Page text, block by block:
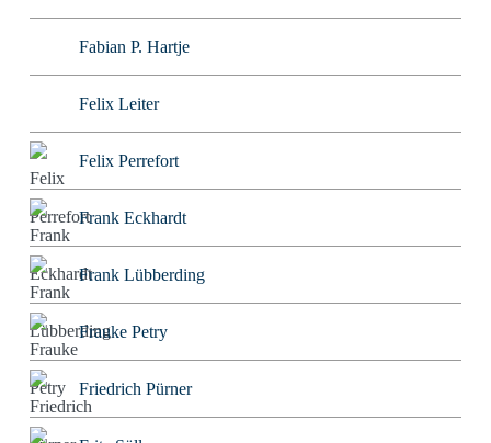
Fabian P. Hartje
Felix Leiter
Felix Perrefort
Frank Eckhardt
Frank Lübberding
Frauke Petry
Friedrich Pürner